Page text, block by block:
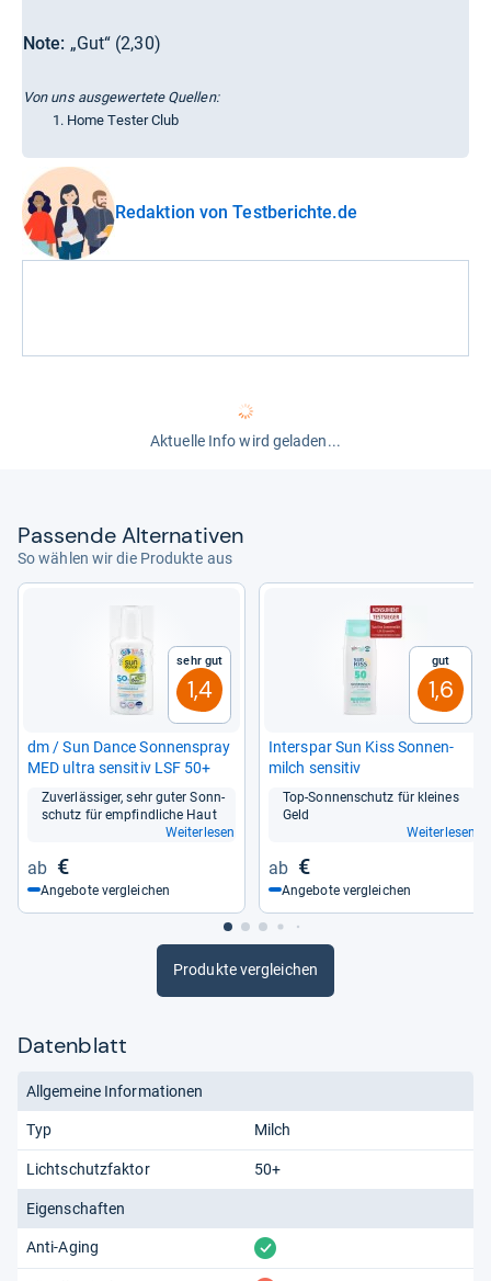
Note: „Gut“ (2,30)
Von uns ausgewertete Quellen:
Home Tester Club
Redaktion von Testberichte.de
Aktuelle Info wird geladen...
Pas­sende Alter­na­ti­ven
So wählen wir die Produkte aus
Sehr gut
1,4
dm / Sun Dance Son­nen­spray
MED ultra sen­si­tiv LSF 50+
Zuver­läs­si­ger, sehr guter Sonn­
schutz für emp­find­li­che Haut
Weiterlesen
€
Angebote vergleichen
Gut
1,6
Inter­spar Sun Kiss Son­nen­
milch sen­si­tiv
Top-​Son­nen­schutz für klei­nes
Geld
Weiterlesen
€
Angebote vergleichen
Produkte vergleichen
Datenblatt
Allgemeine Informationen
Typ Milch
Lichtschutzfaktor 50+
Eigenschaften
Anti-Aging vorhanden